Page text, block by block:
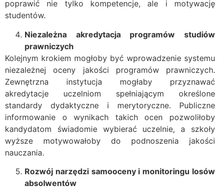
poprawić nie tylko kompetencje, ale i motywację
studentów.
Niezależna akredytacja programów studiów
prawniczych
Kolejnym krokiem mogłoby być wprowadzenie systemu
niezależnej oceny jakości programów prawniczych.
Zewnętrzna instytucja mogłaby przyznawać
akredytacje uczelniom spełniającym określone
standardy dydaktyczne i merytoryczne. Publiczne
informowanie o wynikach takich ocen pozwoliłoby
kandydatom świadomie wybierać uczelnie, a szkoły
wyższe motywowałoby do podnoszenia jakości
nauczania.
Rozwój narzędzi samooceny i monitoringu losów
absolwentów